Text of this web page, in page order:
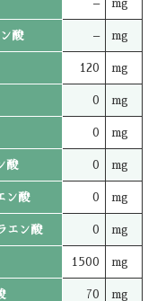
– mg
酸 – mg
120 mg
0 mg
0 mg
酸 0 mg
ン酸 0 mg
エン酸 0 mg
1500 mg
70 mg